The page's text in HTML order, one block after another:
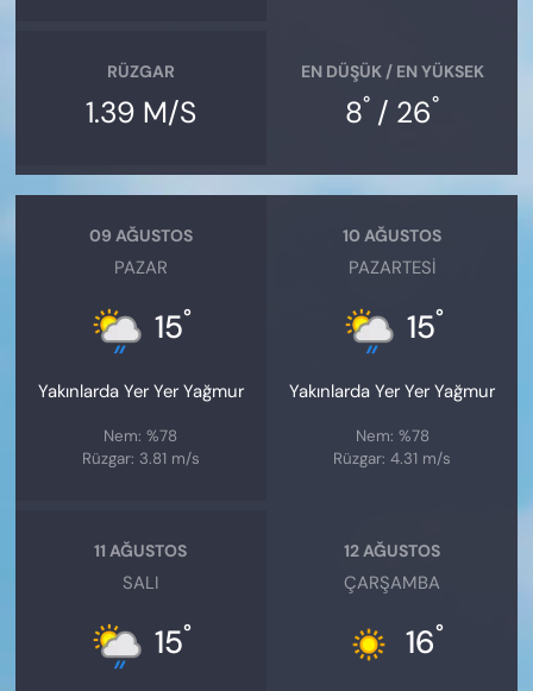
RÜZGAR
1.39 M/S
EN DÜŞÜK / EN YÜKSEK
8° / 26°
09 AĞUSTOS
PAZAR
15°
Yakınlarda Yer Yer Yağmur
Nem: %78
Rüzgar: 3.81 m/s
10 AĞUSTOS
PAZARTESI
15°
Yakınlarda Yer Yer Yağmur
Nem: %78
Rüzgar: 4.31 m/s
11 AĞUSTOS
SALI
15°
12 AĞUSTOS
ÇARŞAMBA
16°